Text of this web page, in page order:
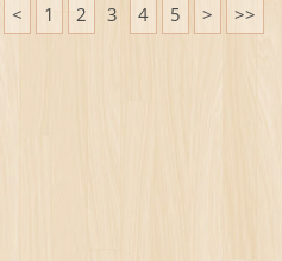
< 1 2 3 4 5 > >>